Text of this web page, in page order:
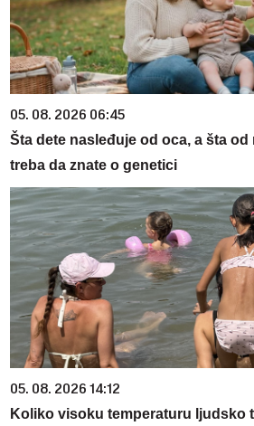
05. 08. 2026 06:45
Šta dete nasleđuje od oca, a šta od
treba da znate o genetici
05. 08. 2026 14:12
Koliko visoku temperaturu ljudsko